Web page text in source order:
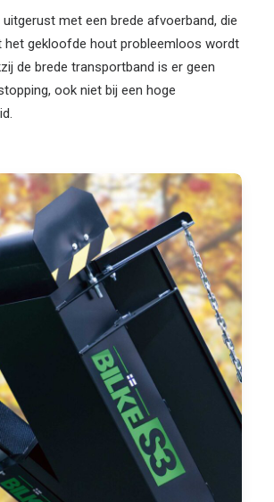
met een brede afvoerband, die
het gekloofde hout probleemloos wordt
de brede transportband is er geen
ook niet bij een hoge